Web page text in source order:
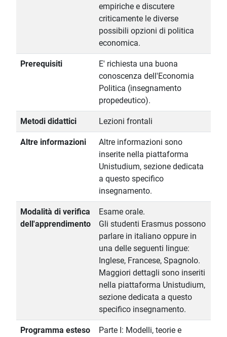
empiriche e discutere
criticamente le diverse
possibili opzioni di politica
economica.
Prerequisiti
E' richiesta una buona
conoscenza dell'Economia
Politica (insegnamento
propedeutico).
Metodi didattici Lezioni frontali
Altre informazioni
Altre informazioni sono
inserite nella piattaforma
Unistudium, sezione dedicata
a questo specifico
insegnamento.
Modalità di verifica
dell'apprendimento
Esame orale.
Gli studenti Erasmus possono
parlare in italiano oppure in
una delle seguenti lingue:
Inglese, Francese, Spagnolo.
Maggiori dettagli sono inseriti
nella piattaforma Unistudium,
sezione dedicata a questo
specifico insegnamento.
Programma esteso Parte I: Modelli, teorie e